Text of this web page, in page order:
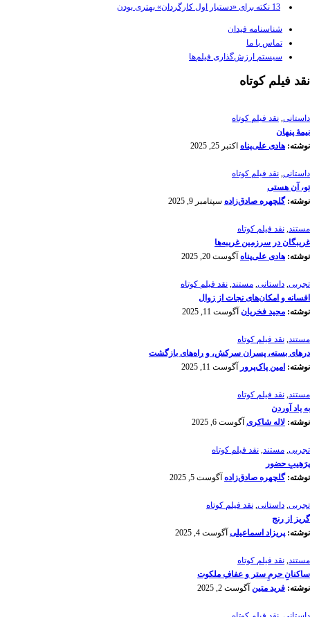
13 نکته برای «دستیار اول کارگردان» بهتری بودن
شناسنامه فیدان
تماس با ما
سیستم ارزش‌گذاری فیلم‌ها
نقد فیلم کوتاه
داستانی, نقد فیلم کوتاه
نیمۀ پنهان
نوشته: هادی علی‌پناه اکتبر 25, 2025
داستانی, نقد فیلم کوتاه
تو، آن هستی
نوشته:گلچهره صادق‌زاده سپتامبر 9, 2025
مستند, نقد فیلم کوتاه
غریبگان در سرزمین غریبه‌ها
نوشته: هادی علی‌پناه آگوست 20, 2025
تجربی, داستانی, مستند, نقد فیلم کوتاه
افسانه‌ و امکان‌های نجات از زوال
نوشته: مجید فخریان آگوست 11, 2025
مستند, نقد فیلم کوتاه
درهای بسته، پسران سرکش، و راه‌های بازگشت
نوشته: امین پاک‌پرور آگوست 11, 2025
مستند, نقد فیلم کوتاه
به یاد آوردن
نوشته: لاله شاکری آگوست 6, 2025
تجربی, مستند, نقد فیلم کوتاه
پرَهیب‌ِ حضور
نوشته:گلچهره صادق‌زاده آگوست 5, 2025
تجربی, داستانی, نقد فیلم کوتاه
گریز از رنج
نوشته:پریزاد اسماعیلی آگوست 4, 2025
مستند, نقد فیلم کوتاه
ساکنانِ حرمِ ستر و عفافِ ملکوت
نوشته: فرید متین آگوست 2, 2025